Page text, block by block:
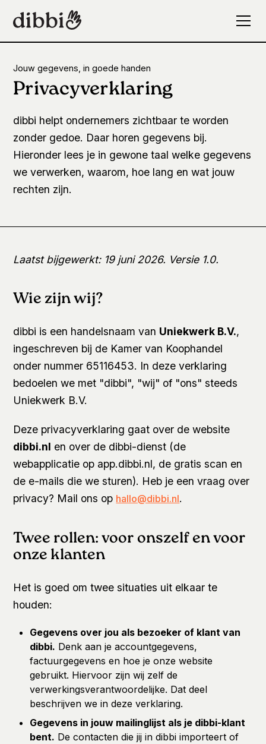
Jouw gegevens, in goede handen
Privacyverklaring
dibbi helpt ondernemers zichtbaar te worden
zonder gedoe. Daar horen gegevens bij.
Hieronder lees je in gewone taal welke gegevens
we verwerken, waarom, hoe lang en wat jouw
rechten zijn.
Laatst bijgewerkt: 19 juni 2026. Versie 1.0.
Wie zijn wij?
dibbi is een handelsnaam van Uniekwerk B.V.,
ingeschreven bij de Kamer van Koophandel
onder nummer 65116453. In deze verklaring
bedoelen we met "dibbi", "wij" of "ons" steeds
Uniekwerk B.V.
Deze privacyverklaring gaat over de website
dibbi.nl en over de dibbi-dienst (de
webapplicatie op app.dibbi.nl, de gratis scan en
de e-mails die we sturen). Heb je een vraag over
privacy? Mail ons op hallo@dibbi.nl.
Twee rollen: voor onszelf en voor
onze klanten
Het is goed om twee situaties uit elkaar te
houden:
Gegevens over jou als bezoeker of klant van
dibbi. Denk aan je accountgegevens,
factuurgegevens en hoe je onze website
gebruikt. Hiervoor zijn wij zelf de
verwerkingsverantwoordelijke. Dat deel
beschrijven we in deze verklaring.
Gegevens in jouw mailinglijst als je dibbi-klant
bent. De contacten die jij in dibbi importeert of